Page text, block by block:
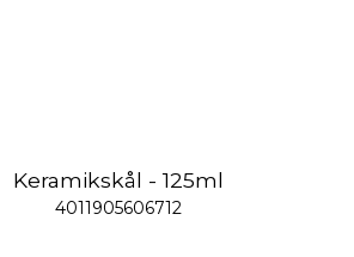
Keramikskål - 125ml
4011905606712